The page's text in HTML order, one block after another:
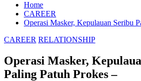
Home
CAREER
Operasi Masker, Kepulauan Seribu
CAREER RELATIONSHIP
Operasi Masker,
Paling Patuh Prokes –